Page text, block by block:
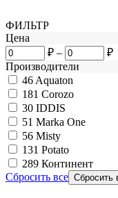
ФИЛЬТР
Цена
₽ –
₽
Производители
46 Aquaton
181 Corozo
30 IDDIS
51 Marka One
56 Misty
131 Potato
289 Континент
Сбросить все